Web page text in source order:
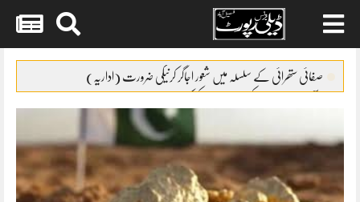
contentصفائی ستھرائی کے سلسلہ میں شعور اجاگر کرنیکی ضرورت (اداریہ)
BISPکے سروے کے بہانے نوسربازوں کی ٹیمیں گوجرہ کے چکوک میں
متحرک
ساہیوال ٹیچنگ ہسپتال میں کمپیوٹر نظام کی فراہمی
ساہیوال پولیس کا جرائم پیشہ افراد کیخلاف کریک ڈاؤن،314افراد گرفتار